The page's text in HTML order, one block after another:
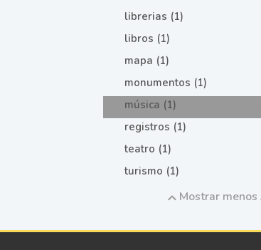
librerias (1)
libros (1)
mapa (1)
monumentos (1)
música (1)
registros (1)
teatro (1)
turismo (1)
Mostrar menos